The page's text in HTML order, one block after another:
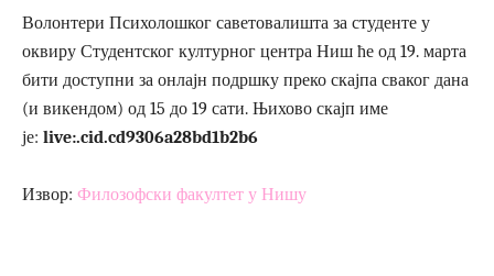
Волонтери Психолошког саветовалишта за студенте у
оквиру Студентског културног центра Ниш ће од 19. марта
бити доступни за онлајн подршку преко скајпа сваког дана
(и викендом) од 15 до 19 сати. Њихово скајп име
је: live:.cid.cd9306a28bd1b2b6
Извор: Филозофски факултет у Нишу